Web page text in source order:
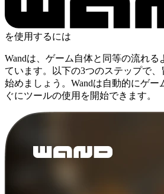
を使用するには
Wandは、ゲーム自体と同等の流れる
ています。以下の3つのステップで
始めましょう。Wandは自動的にゲー
ぐにツールの使用を開始できます。